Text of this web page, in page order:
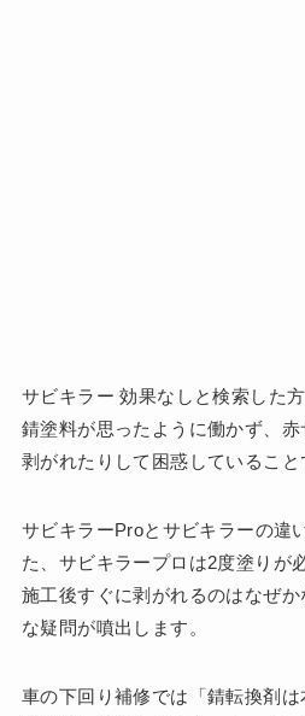
サビキラー 効果なしと検索した
錆塗料が思ったように働かず、
剥がれたりして困惑していること
サビキラーProとサビキラーの違
た、サビキラープロは2度塗りが
施工後すぐに剥がれるのはなぜ
な疑問が噴出します。
車の下回り補修では「錆転換剤